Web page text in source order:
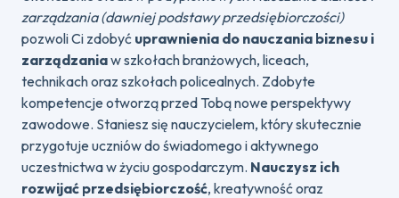
zarządzania (dawniej podstawy przedsiębiorczości)
pozwoli Ci zdobyć uprawnienia do nauczania biznesu i
zarządzaniaw szkołach branżowych, liceach,
technikach oraz szkołach policealnych. Zdobyte
kompetencje otworzą przed Tobą nowe perspektywy
zawodowe. Staniesz się nauczycielem, który skutecznie
przygotuje uczniów do świadomego i aktywnego
uczestnictwa w życiu gospodarczym. Nauczysz ich
rozwijać przedsiębiorczość, kreatywność oraz